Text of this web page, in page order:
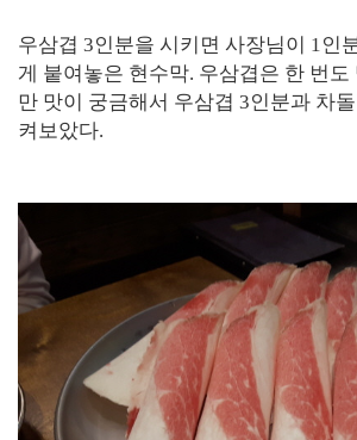
우삼겹 3인분을 시키면 사장님이 1인
게 붙여놓은 현수막. 우삼겹은 한 번도
만 맛이 궁금해서 우삼겹 3인분과 차
켜보았다.